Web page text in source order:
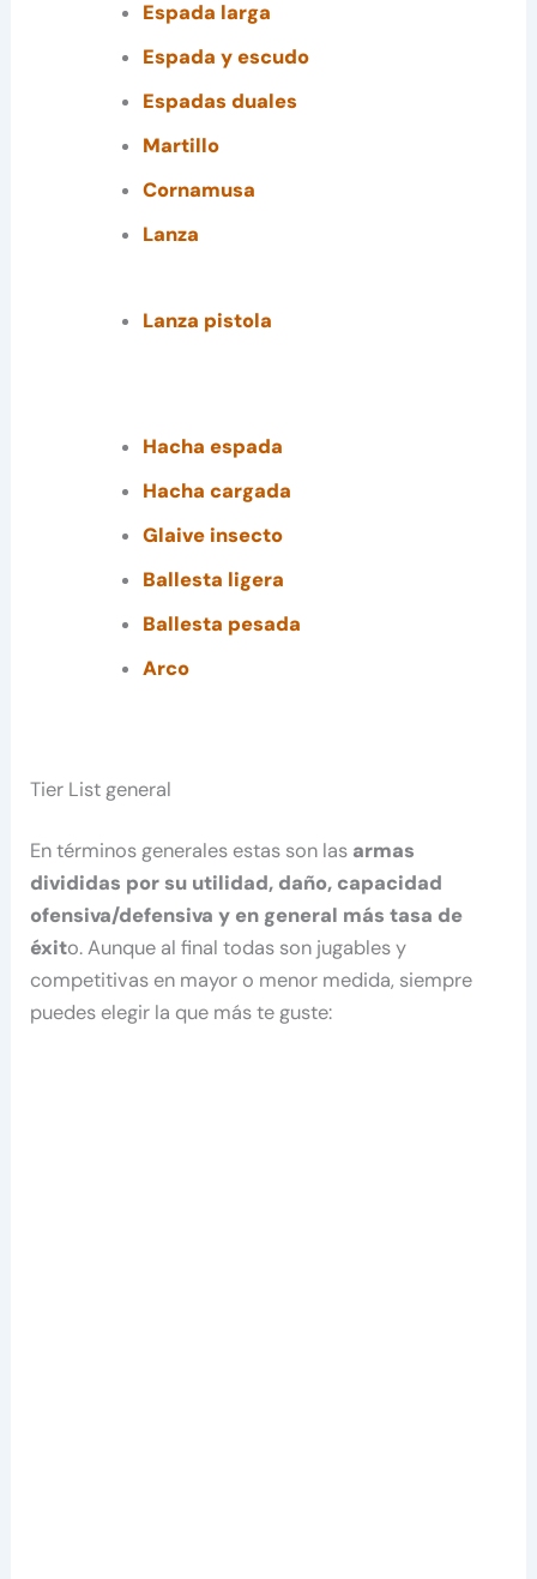
Espada larga
Espada y escudo
Espadas duales
Martillo
Cornamusa
Lanza
Lanza pistola
Hacha espada
Hacha cargada
Glaive insecto
Ballesta ligera
Ballesta pesada
Arco
Tier List general
En términos generales estas son las armas
divididas por su utilidad, daño, capacidad
ofensiva/defensiva y en general más tasa de
éxito. Aunque al final todas son jugables y
competitivas en mayor o menor medida, siempre
puedes elegir la que más te guste: